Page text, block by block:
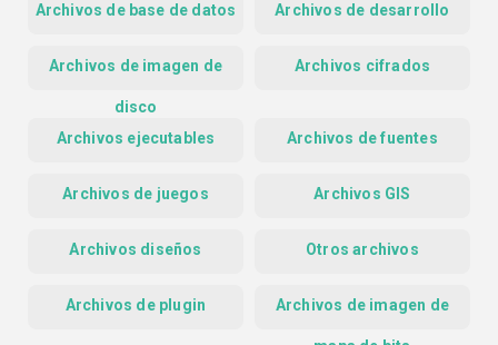
Archivos de base de datos Archivos de desarrollo
Archivos de imagen de
disco
Archivos cifrados
Archivos ejecutables Archivos de fuentes
Archivos de juegos Archivos GIS
Archivos diseños Otros archivos
Archivos de plugin Archivos de imagen de